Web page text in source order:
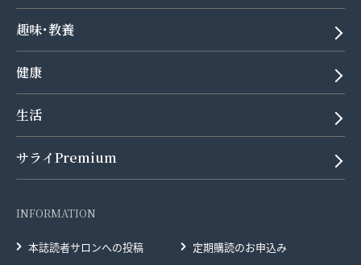
趣味･教養
健康
生活
サライPremium
INFORMATION
本誌読者サロンへの投稿 定期購読のお申込み